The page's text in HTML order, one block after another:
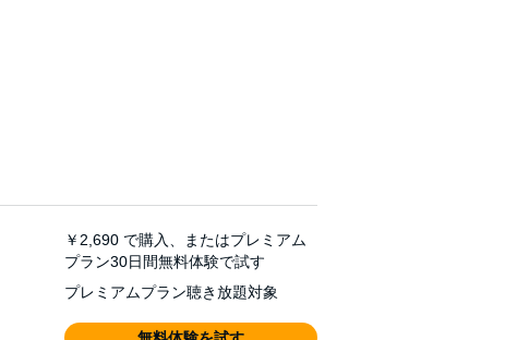
￥2,690 で購入、またはプレミアム
プラン30日間無料体験で試す
プレミアムプラン聴き放題対象